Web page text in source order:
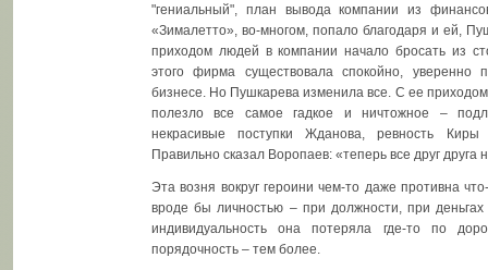
"гениальный", план вывода компании из
«Зималетто», во-многом, попало благодаря и ей,
приходом людей в компании начало бросать из
этого фирма существовала спокойно, уверенно
бизнесе. Но Пушкарева изменила все. С ее
полезло все самое гадкое и ничтожное –
некрасивые поступки Жданова, ревность
Правильно сказал Воропаев: «теперь все друг друга
Эта возня вокруг героини чем-то даже противна
вроде бы личностью – при должности, при деньгах
индивидуальность она потеряла где-то по
порядочность – тем более.